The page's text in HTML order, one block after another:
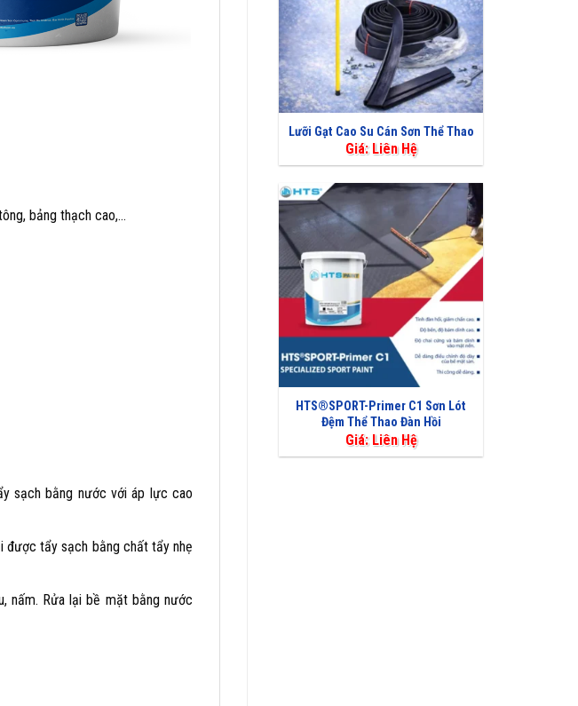
Lưỡi Gạt Cao Su Cán Sơn Thể Thao
Giá: Liên Hệ
HTS®SPORT-Primer C1 Sơn Lót
Đệm Thể Thao Đàn Hồi
Giá: Liên Hệ
bảng thạch cao,…
sạch bằng nước với áp lực cao
được tẩy sạch bằng chất tẩy nhẹ
nấm. Rửa lại bề mặt bằng nước